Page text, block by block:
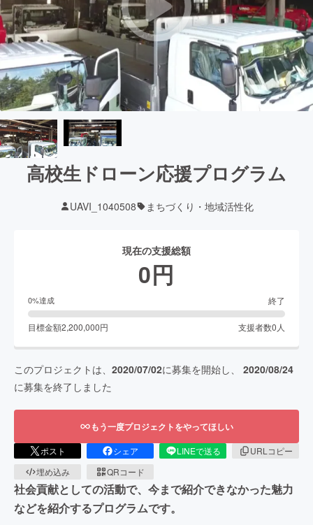
高校生ドローン応援プログラム
UAVI_1040508 まちづくり・地域活性化
現在の支援総額
0円
0%達成 終了
目標金額2,200,000円 支援者数0 人
このプロジェクトは、 2020/07/02に募集を開始し、 2020/08/24
に募集を終了しました
もう一度プロジェクトをやってほしい
ポスト シェア LINEで送る
URLコピー
埋め込み
QRコード
社会貢献としての活動で、今まで紹介できなかった魅力
などを紹介するプログラムです。